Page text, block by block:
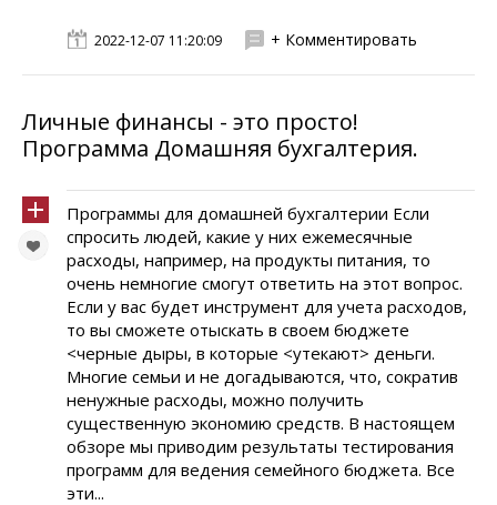
2022-12-07 11:20:09 + Комментировать
Личные финансы - это просто!
Программа Домашняя бухгалтерия.
Программы для домашней бухгалтерии Если
спросить людей, какие у них ежемесячные
расходы, например, на продукты питания, то
очень немногие смогут ответить на этот вопрос.
Если у вас будет инструмент для учета расходов,
то вы сможете отыскать в своем бюджете
<черные дыры, в которые <утекают> деньги.
Многие семьи и не догадываются, что, сократив
ненужные расходы, можно получить
существенную экономию средств. В настоящем
обзоре мы приводим результаты тестирования
программ для ведения семейного бюджета. Все
эти...